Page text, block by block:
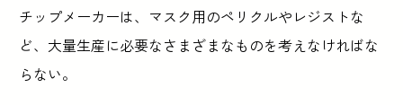
チップメーカーは、マスク用のペリクルやレジストな
ど、大量生産に必要なさまざまなものを考えなければな
らない。